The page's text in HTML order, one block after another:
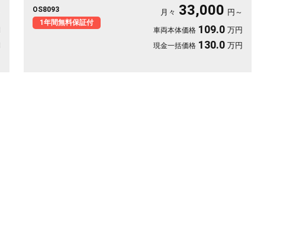
動も車内が退屈しません。ブラックボディに社外16インチが効い
た一台で、週末の遠出が待ち遠しくなりますよ。乗り込むほどに
頼れる相棒に💫🏔️🚗✌️《1年保証付》
OS8093
1年間無料保証付
月々 33,000 円～
車両本体価格 109.0 万円
現金一括価格 130.0 万円